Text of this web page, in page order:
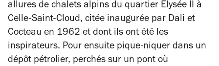
allures de chalets alpins du quartier Elysée II à
Celle-Saint-Cloud, citée inaugurée par Dali et
Cocteau en 1962 et dont ils ont été les
inspirateurs. Pour ensuite pique-niquer dans un
dépôt pétrolier, perchés sur un pont où